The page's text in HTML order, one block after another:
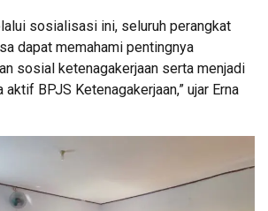
sosialisasi ini, seluruh perangkat
dapat memahami pentingnya
sosial ketenagakerjaan serta menjadi
BPJS Ketenagakerjaan,” ujar Erna